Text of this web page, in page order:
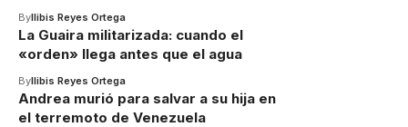
ByIlibis Reyes Ortega
La Guaira militarizada: cuando el
«orden» llega antes que el agua
ByIlibis Reyes Ortega
Andrea murió para salvar a su hija en
el terremoto de Venezuela